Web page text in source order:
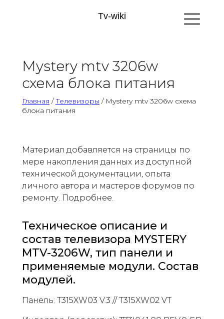
Tv-wiki
Mystery mtv 3206w
схема блока питания
Главная /Телевизоры / Mystery mtv 3206w схема
блока питания
Материал добавляется на страницы по
мере накопления данных из доступной
технической документации, опыта
личного автора и мастеров форумов по
ремонту. Подробнее.
Техническое описание и
состав телевизора MYSTERY
MTV-3206W, тип панели и
применяемые модули. Состав
модулей.
Панель: T315XW03 V.3 // T315XW02 VT